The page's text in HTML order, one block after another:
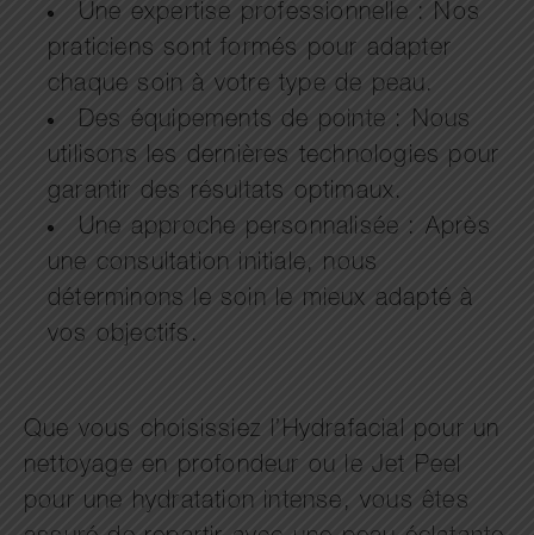
Une expertise professionnelle : Nos
praticiens sont formés pour adapter
chaque soin à votre type de peau.
Des équipements de pointe : Nous
utilisons les dernières technologies pour
garantir des résultats optimaux.
Une approche personnalisée : Après
une consultation initiale, nous
déterminons le soin le mieux adapté à
vos objectifs.
Que vous choisissiez l’Hydrafacial pour un
nettoyage en profondeur ou le Jet Peel
pour une hydratation intense, vous êtes